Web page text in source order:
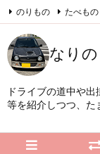
なり
ドライブの道中や
等を紹介しつつ、た
のりもの たべもの
Feedly